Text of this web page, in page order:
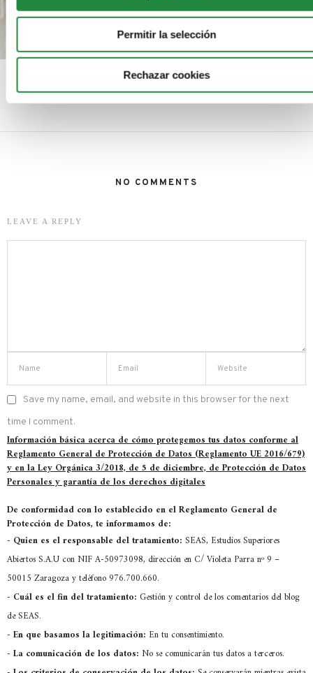
Permitir la selección
Rechazar cookies
Sastrón, nuevo presidente de la SGAE
NO COMMENTS
LEAVE A REPLY
Save my name, email, and website in this browser for the next
time I comment.
Información básica acerca de cómo protegemos tus datos conforme al
Reglamento General de Protección de Datos (Reglamento UE 2016/679)
y en la Ley Orgánica 3/2018, de 5 de diciembre, de Protección de Datos
Personales y garantía de los derechos digitales
De conformidad con lo establecido en el Reglamento General de
Protección de Datos, te informamos de:
- Quien es el responsable del tratamiento: SEAS, Estudios Superiores
Abiertos S.A.U con NIF A-50973098, dirección en C/ Violeta Parra nº 9 –
50015 Zaragoza y teléfono 976.700.660.
- Cuál es el fin del tratamiento: Gestión y control de los comentarios del blog
de SEAS.
- En que basamos la legitimación: En tu consentimiento.
- La comunicación de los datos: No se comunicarán tus datos a terceros.